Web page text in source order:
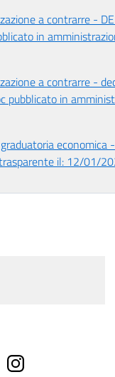
a contrarre -
in
a contrarre -
in
economica
il: 12/01/